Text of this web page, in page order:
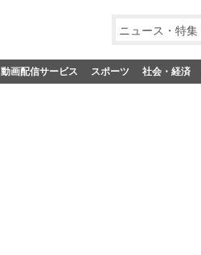
ニュース・特集
動画配信サービス スポーツ 社会・経済